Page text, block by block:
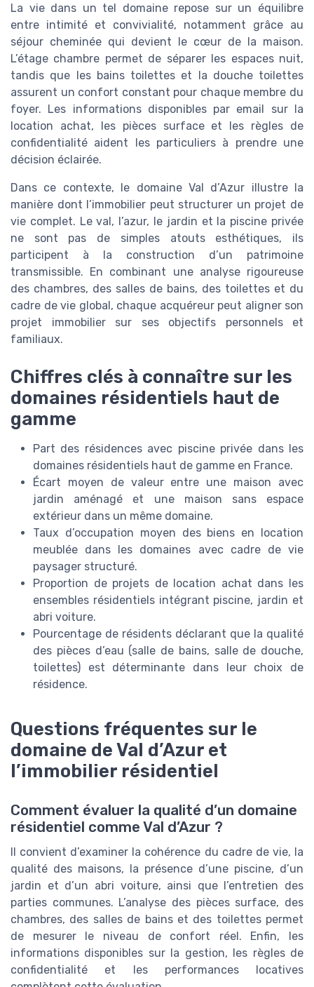
La vie dans un tel domaine repose sur un équilibre
entre intimité et convivialité, notamment grâce au
séjour cheminée qui devient le cœur de la maison.
L’étage chambre permet de séparer les espaces nuit,
tandis que les bains toilettes et la douche toilettes
assurent un confort constant pour chaque membre du
foyer. Les informations disponibles par email sur la
location achat, les pièces surface et les règles de
confidentialité aident les particuliers à prendre une
décision éclairée.
Dans ce contexte, le domaine Val d’Azur illustre la
manière dont l’immobilier peut structurer un projet de
vie complet. Le val, l’azur, le jardin et la piscine privée
ne sont pas de simples atouts esthétiques, ils
participent à la construction d’un patrimoine
transmissible. En combinant une analyse rigoureuse
des chambres, des salles de bains, des toilettes et du
cadre de vie global, chaque acquéreur peut aligner son
projet immobilier sur ses objectifs personnels et
familiaux.
Chiffres clés à connaître sur les
domaines résidentiels haut de
gamme
Part des résidences avec piscine privée dans les
domaines résidentiels haut de gamme en France.
Écart moyen de valeur entre une maison avec
jardin aménagé et une maison sans espace
extérieur dans un même domaine.
Taux d’occupation moyen des biens en location
meublée dans les domaines avec cadre de vie
paysager structuré.
Proportion de projets de location achat dans les
ensembles résidentiels intégrant piscine, jardin et
abri voiture.
Pourcentage de résidents déclarant que la qualité
des pièces d’eau (salle de bains, salle de douche,
toilettes) est déterminante dans leur choix de
résidence.
Questions fréquentes sur le
domaine de Val d’Azur et
l’immobilier résidentiel
Comment évaluer la qualité d’un domaine
résidentiel comme Val d’Azur ?
Il convient d’examiner la cohérence du cadre de vie, la
qualité des maisons, la présence d’une piscine, d’un
jardin et d’un abri voiture, ainsi que l’entretien des
parties communes. L’analyse des pièces surface, des
chambres, des salles de bains et des toilettes permet
de mesurer le niveau de confort réel. Enfin, les
informations disponibles sur la gestion, les règles de
confidentialité et les performances locatives